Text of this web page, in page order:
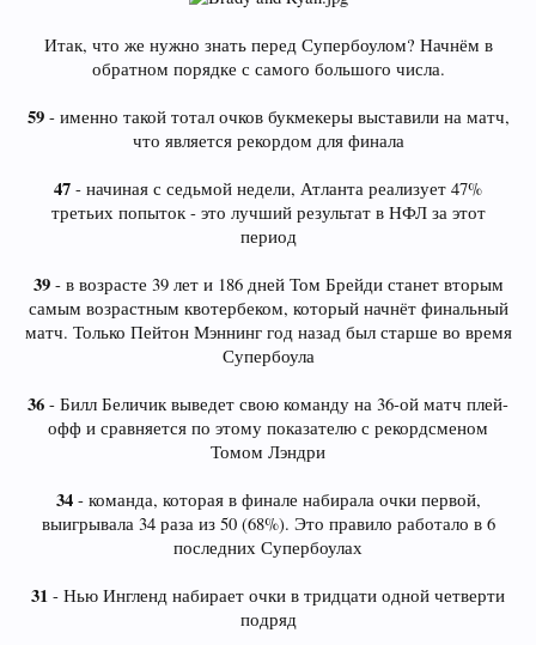
Итак, что же нужно знать перед Супербоулом? Начнём в
обратном порядке с самого большого числа.
59- именно такой тотал очков букмекеры выставили на матч,
что является рекордом для финала
47 - начиная с седьмой недели, Атланта реализует 47%
третьих попыток - это лучший результат в НФЛ за этот
период
39- в возрасте 39 лет и 186 дней Том Брейди станет вторым
самым возрастным квотербеком, который начнёт финальный
матч. Только Пейтон Мэннинг год назад был старше во время
Супербоула
36 - Билл Беличик выведет свою команду на 36-ой матч плей-
офф и сравняется по этому показателю с рекордсменом
Томом Лэндри
34- команда, которая в финале набирала очки первой,
выигрывала 34 раза из 50 (68%). Это правило работало в 6
последних Супербоулах
31 - Нью Ингленд набирает очки в тридцати одной четверти
подряд